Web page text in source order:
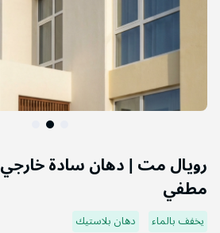
رويال مت | دهان سادة خارجي
مطفي
يخفف بالماء دهان بلاستيك
بداية
معرض
الصور